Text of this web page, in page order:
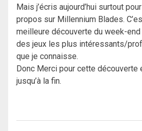
Mais j’écris aujourd’hui surtout
propos sur Millennium Blades.
meilleure découverte du week-
des jeux les plus intéressants/
que je connaisse.
Donc Merci pour cette découverte
jusqu’à la fin.